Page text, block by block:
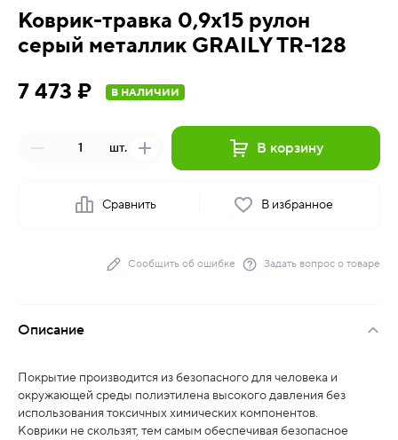
Коврик-травка 0,9х15 рулон
серый металлик GRAILY TR-128
7 473 ₽
В НАЛИЧИИ
шт. В корзину
Сравнить В избранное
Сообщить об ошибке Задать вопрос о товаре
Описание
Покрытие производится из безопасного для человека и
окружающей среды полиэтилена высокого давления без
использования токсичных химических компонентов.
Коврики не скользят, тем самым обеспечивая безопасное